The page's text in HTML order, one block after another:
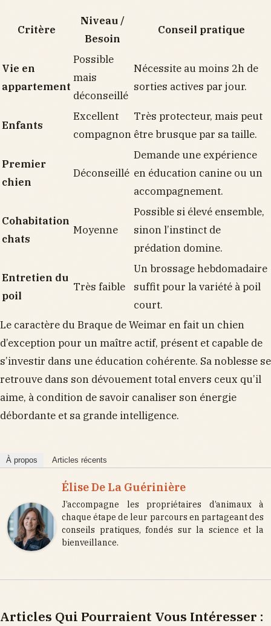
Critère
Niveau /
Besoin
Conseil pratique
Vie en
appartement
Possible
mais
déconseillé
Nécessite au moins 2h de
sorties actives par jour.
Enfants
Excellent
compagnon
Très protecteur, mais peut
être brusque par sa taille.
Premier
chien
Déconseillé
Demande une expérience
en éducation canine ou un
accompagnement.
Cohabitation
chats
Moyenne
Possible si élevé ensemble,
sinon l’instinct de
prédation domine.
Entretien du
poil
Très faible
Un brossage hebdomadaire
suffit pour la variété à poil
court.
Le caractère du Braque de Weimar en fait un chien
d’exception pour un maître actif, présent et capable de
s’investir dans une éducation cohérente. Sa noblesse se
retrouve dans son dévouement total envers ceux qu’il
aime, à condition de savoir canaliser son énergie
débordante et sa grande intelligence.
À propos Articles récents
Élise De La Guérinière
J’accompagne les propriétaires d’animaux à
chaque étape de leur parcours en partageant des
conseils pratiques, fondés sur la science et la
bienveillance.
Articles Qui Pourraient Vous Intéresser :